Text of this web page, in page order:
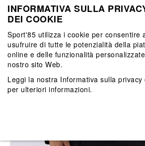
INFORMATIVA SULLA
DEI COOKIE
Sport'85 utilizza i cookie per consentire
usufruire di tutte le potenzialità della
online e delle funzionalità
nostro sito Web.
Leggi la nostra Informativa sulla
per ulteriori informazioni.